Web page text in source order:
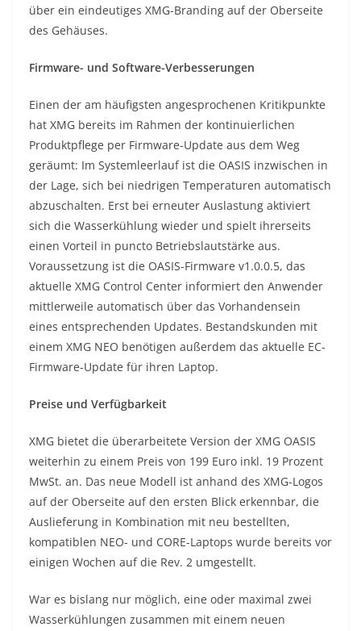
über ein eindeutiges XMG-Branding auf der Oberseite
des Gehäuses.
Firmware- und Software-Verbesserungen
Einen der am häufigsten angesprochenen Kritikpunkte
hat XMG bereits im Rahmen der kontinuierlichen
Produktpflege per Firmware-Update aus dem Weg
geräumt: Im Systemleerlauf ist die OASIS inzwischen in
der Lage, sich bei niedrigen Temperaturen automatisch
abzuschalten. Erst bei erneuter Auslastung aktiviert
sich die Wasserkühlung wieder und spielt ihrerseits
einen Vorteil in puncto Betriebslautstärke aus.
Voraussetzung ist die OASIS-Firmware v1.0.0.5, das
aktuelle XMG Control Center informiert den Anwender
mittlerweile automatisch über das Vorhandensein
eines entsprechenden Updates. Bestandskunden mit
einem XMG NEO benötigen außerdem das aktuelle EC-
Firmware-Update für ihren Laptop.
Preise und Verfügbarkeit
XMG bietet die überarbeitete Version der XMG OASIS
weiterhin zu einem Preis von 199 Euro inkl. 19 Prozent
MwSt. an. Das neue Modell ist anhand des XMG-Logos
auf der Oberseite auf den ersten Blick erkennbar, die
Auslieferung in Kombination mit neu bestellten,
kompatiblen NEO- und CORE-Laptops wurde bereits vor
einigen Wochen auf die Rev. 2 umgestellt.
War es bislang nur möglich, eine oder maximal zwei
Wasserkühlungen zusammen mit einem neuen